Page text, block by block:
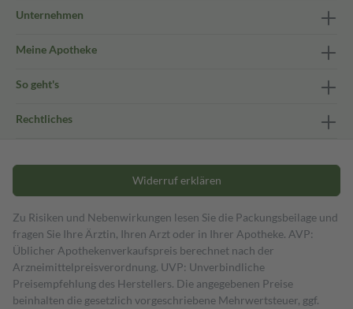
Unternehmen
Meine Apotheke
So geht's
Rechtliches
Widerruf erklären
Zu Risiken und Nebenwirkungen lesen Sie die Packungsbeilage und
fragen Sie Ihre Ärztin, Ihren Arzt oder in Ihrer Apotheke. AVP:
Üblicher Apothekenverkaufspreis berechnet nach der
Arzneimittelpreisverordnung. UVP: Unverbindliche
Preisempfehlung des Herstellers. Die angegebenen Preise
beinhalten die gesetzlich vorgeschriebene Mehrwertsteuer, ggf.